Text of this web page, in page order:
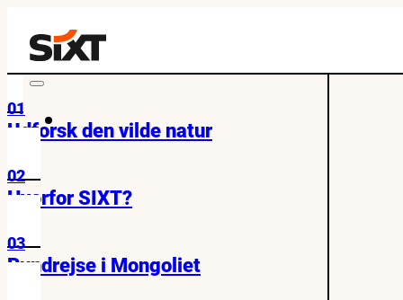
01
Udforsk den vilde natur
02
Hvorfor SIXT?
03
Rundrejse i Mongoliet